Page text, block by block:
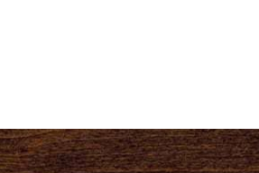
i